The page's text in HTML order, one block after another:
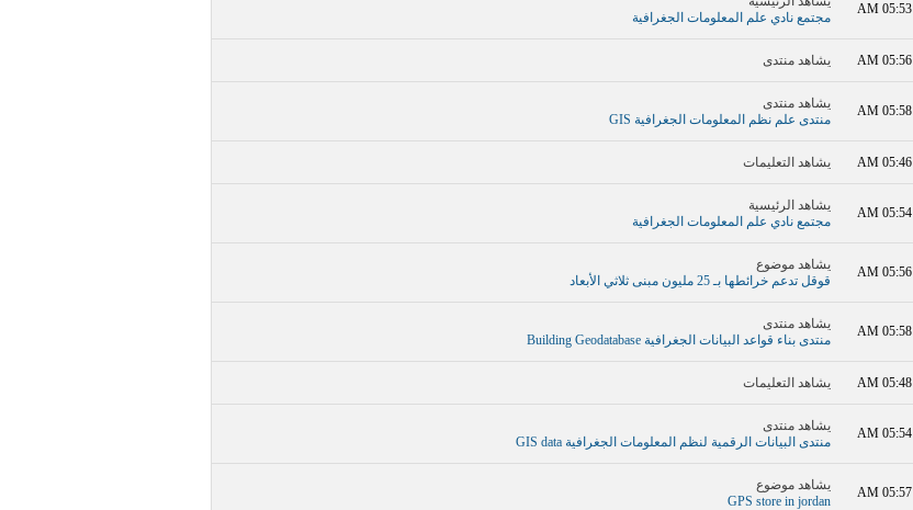
05:53 AM
مجتمع نادي علم المعلومات الجغرافية
05:56 AM يشاهد منتدى
05:58 AM
يشاهد منتدى
منتدى علم نظم المعلومات الجغرافية GIS
05:46 AM يشاهد التعليمات
05:54 AM
يشاهد الرئيسية
مجتمع نادي علم المعلومات الجغرافية
05:56 AM
يشاهد موضوع
قوقل تدعم خرائطها بـ 25 مليون مبنى ثلاثي الأبعاد
05:58 AM
يشاهد منتدى
منتدى بناء قواعد البيانات الجغرافية Building Geodatabase
05:48 AM يشاهد التعليمات
05:54 AM
يشاهد منتدى
منتدى البيانات الرقمية لنظم المعلومات الجغرافية GIS data
05:57 AM
يشاهد موضوع
GPS store in jordan